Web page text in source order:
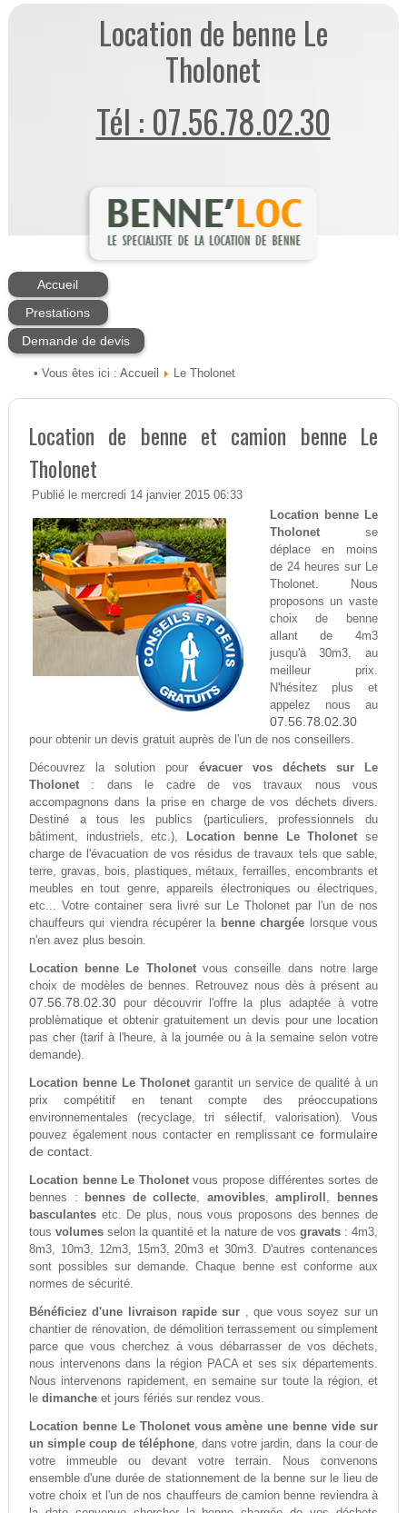
Location de benne Le
Tholonet
Tél : 07.56.78.02.30
Accueil
Prestations
Demande de devis
• Vous êtes ici : Accueil Le Tholonet
Location de benne et camion benne Le
Tholonet
Publié le mercredi 14 janvier 2015 06:33
Location benne Le
Tholonetse
déplace en moins
de 24 heures sur Le
Tholonet. Nous
proposons un vaste
choix de benne
allant de 4m3
jusqu'à 30m3, au
meilleur prix.
N'hésitez plus et
appelez nous au
07.56.78.02.30
pour obtenir un devis gratuit auprès de l'un de nos conseillers.
Découvrez la solution pour évacuer vos déchets sur Le
Tholonet: dans le cadre de vos travaux nous vous
accompagnons dans la prise en charge de vos déchets divers.
Destiné a tous les publics (particuliers, professionnels du
bâtiment, industriels, etc.),
Location benne Le Tholonet se
charge de l'évacuation de vos résidus de travaux tels que sable,
terre, gravas, bois, plastiques, métaux, ferrailles, encombrants et
meubles en tout genre, appareils électroniques ou électriques,
etc... Votre container sera livré sur Le Tholonet par l'un de nos
chauffeurs qui viendra récupérer la benne chargée lorsque vous
n'en avez plus besoin.
Location benne Le Tholonetvous conseille dans notre large
choix de modèles de bennes. Retrouvez nous dès à présent au
07.56.78.02.30pour découvrir l'offre la plus adaptée à votre
problèmatique et obtenir gratuitement un devis pour une location
pas cher (tarif à l'heure, à la journée ou à la semaine selon votre
demande).
Location benne Le Tholonetgarantit un service de qualité à un
prix compétitif en tenant compte des préoccupations
environnementales (recyclage, tri sélectif, valorisation). Vous
pouvez également nous contacter en remplissantce formulaire
de contact.
Location benne Le Tholonetvous propose différentes sortes de
bennes :
bennes de collecte, amovibles,ampliroll ,
bennes
basculantesetc. De plus, nous vous proposons des bennes de
tousvolumes selon la quantité et la nature de vos gravats: 4m3,
8m3, 10m3, 12m3, 15m3, 20m3 et 30m3. D'autres contenances
sont possibles sur demande. Chaque benne est conforme aux
normes de sécurité.
Bénéficiez d'une livraison rapide sur , que vous soyez sur un
chantier de rénovation, de démolition terrassement ou simplement
parce que vous cherchez à vous débarrasser de vos déchets,
nous intervenons dans la région PACA et ses six départements.
Nous intervenons rapidement, en semaine sur toute la région, et
le dimancheet jours fériés sur rendez vous.
Location benne Le Tholonet vous amène une benne vide sur
un simple coup de téléphone, dans votre jardin, dans la cour de
votre immeuble ou devant votre terrain. Nous convenons
ensemble d'une durée de stationnement de la benne sur le lieu de
votre choix et l'un de nos chauffeurs de camion benne reviendra à